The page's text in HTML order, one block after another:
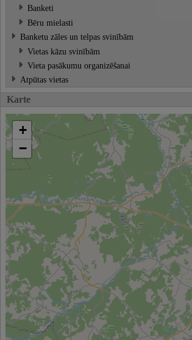
Banketi
Bēru mielasti
Banketu zāles un telpas svinībām
Vietas kāzu svinībām
Vieta pasākumu organizēšanai
Atpūtas vietas
Karte
+
−